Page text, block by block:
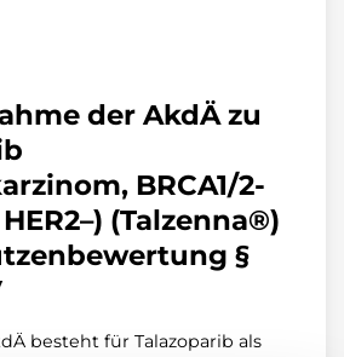
der AkdÄ zu
BRCA1/2-
(Talzenna®)
§
besteht für Talazoparib als